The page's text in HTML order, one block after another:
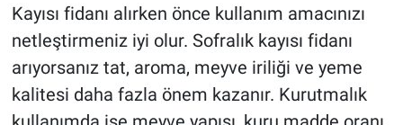
Kayısı fidanı alırken önce kullanım amacınızı
netleştirmeniz iyi olur. Sofralık kayısı fidanı
arıyorsanız tat, aroma, meyve iriliği ve yeme
kalitesi daha fazla önem kazanır. Kurutmalık